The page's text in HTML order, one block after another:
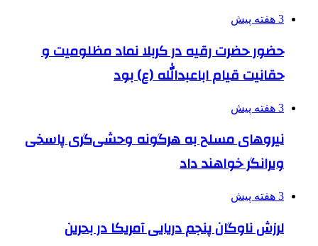
3 هفته پیش
حضور حضرت رقیه در کربلا نماد مظلومیت و
حقانیت قیام اباعبدالله (ع) بود
3 هفته پیش
نیروهای مسلح به هرگونه وحشی‌گری پاسخی
ویرانگر خواهند داد
3 هفته پیش
لرزش ناوگان پنجم دریایی آمریکا در بحرین